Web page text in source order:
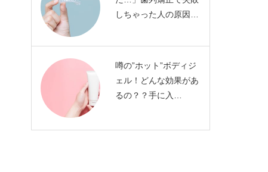
しちゃった人の原因…
噂の”ホット”ボディジ
ェル！どんな効果があ
るの？？手に入…